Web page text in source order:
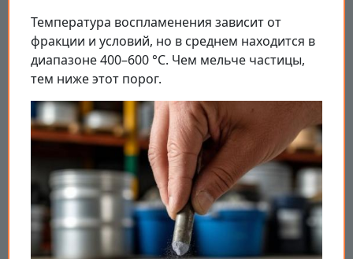
Температура воспламенения зависит от
фракции и условий, но в среднем находится в
диапазоне 400–600 °C. Чем мельче частицы,
тем ниже этот порог.